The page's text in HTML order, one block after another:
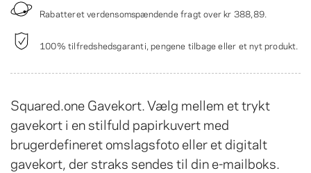
Squared.one Gavekort. Vælg mellem et trykt
gavekort i en stilfuld papirkuvert med
brugerdefineret omslagsfoto eller et digitalt
gavekort, der straks sendes til din e-mailboks.
Rabatteret verdensomspændende fragt overkr 388,89
100% tilfredshedsgaranti, pengene tilbage eller et nyt produkt.